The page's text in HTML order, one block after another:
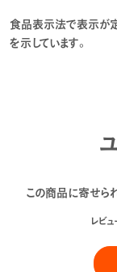
食品表示法で表示が
を示しています。
この商品に寄せら
レビ